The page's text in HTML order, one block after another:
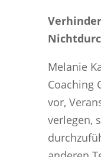
Melanie
Coaching
vor,
verlegen,